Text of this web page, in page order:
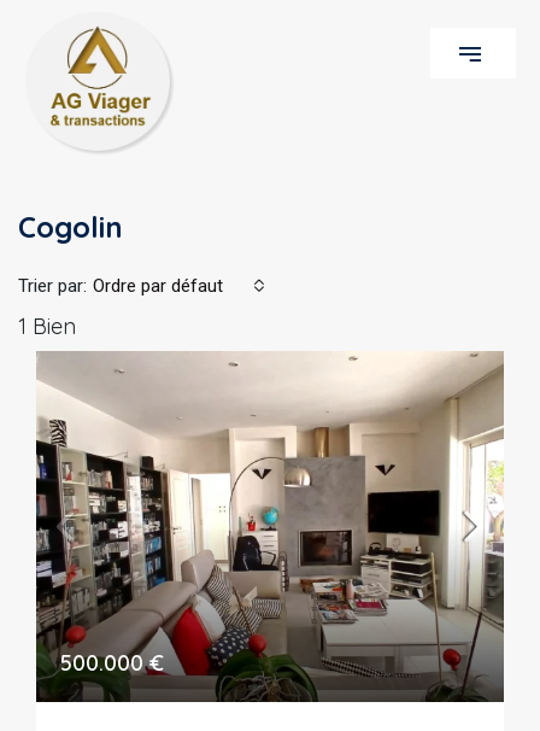
Cogolin
1 Bien
Trier par: Ordre par défaut
500.000 €